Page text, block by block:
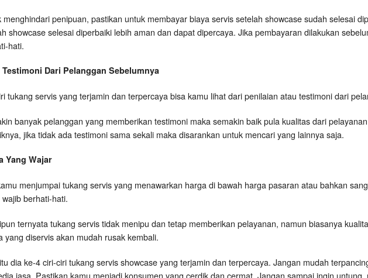
menghindari penipuan, pastikan untuk membayar biaya servis setelah showcase sudah selesai
showcase selesai diperbaiki lebih aman dan dapat dipercaya. Jika pembayaran dilakukan
hati.
Dari Pelanggan Sebelumnya
tukang servis yang terjamin dan terpercaya bisa kamu lihat dari penilaian atau testimoni dari
banyak pelanggan yang memberikan testimoni maka semakin baik pula kualitas dari
jika tidak ada testimoni sama sekali maka disarankan untuk mencari yang lainnya saja.
Yang Wajar
menjumpai tukang servis yang menawarkan harga di bawah harga pasaran atau bahkan
berhati-hati.
ternyata tukang servis tidak menipu dan tetap memberikan pelayanan, namun biasanya
yang diservis akan mudah rusak kembali.
dia ke-4 ciri-ciri tukang servis showcase yang terjamin dan terpercaya. Jangan mudah
jasa. Pastikan kamu menjadi konsumen yang cerdik dan cermat. Jangan sampai ingin untung,